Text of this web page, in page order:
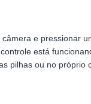
e pressionar
está
pilhas ou no próprio